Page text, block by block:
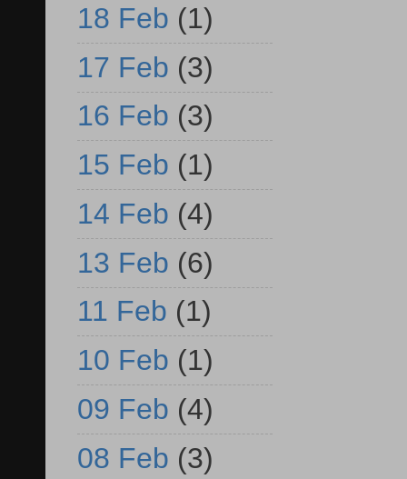
18 Feb (1)
17 Feb (3)
16 Feb (3)
15 Feb (1)
14 Feb (4)
13 Feb (6)
11 Feb (1)
10 Feb (1)
09 Feb (4)
08 Feb (3)